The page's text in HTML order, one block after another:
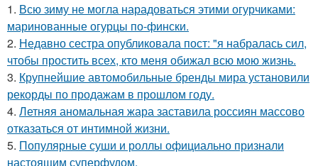
1. Всю зиму не могла нарадоваться этими огурчиками:
маринованные огурцы по-фински.
2. Недавно сестра опубликовала пост: "я набралась сил,
чтобы простить всех, кто меня обижал всю мою жизнь.
3. Крупнейшие автомобильные бренды мира установили
рекорды по продажам в прошлом году.
4. Летняя аномальная жара заставила россиян массово
отказаться от интимной жизни.
5. Популярные суши и роллы официально признали
настоящим суперфудом.